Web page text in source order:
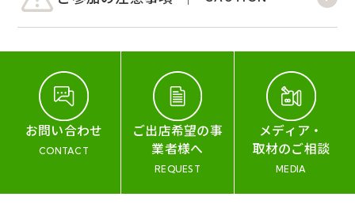
お問い合わせ
CONTACT
ご出店希望の事
業者様へ
REQUEST
メディア・
取材のご相談
MEDIA